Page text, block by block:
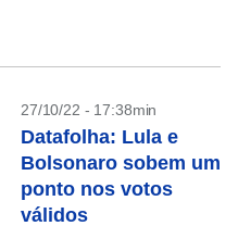
27/10/22 - 17:38min
Datafolha: Lula e
Bolsonaro sobem um
ponto nos votos
válidos